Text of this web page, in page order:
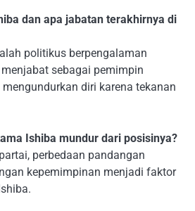
dan apa jabatan terakhirnya di
politikus berpengalaman
sebagai pemimpin
diri karena tekanan
Ishiba mundur dari posisinya?
perbedaan pandangan
kepemimpinan menjadi faktor